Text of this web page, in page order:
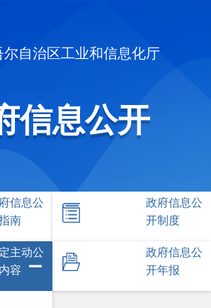
尔自治区工业和信息化厅
信息公开
信息公
南
政府信息公
开制度
主动公
容
政府信息公
开年报